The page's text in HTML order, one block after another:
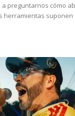
preguntarnos cómo
herramientas suponen